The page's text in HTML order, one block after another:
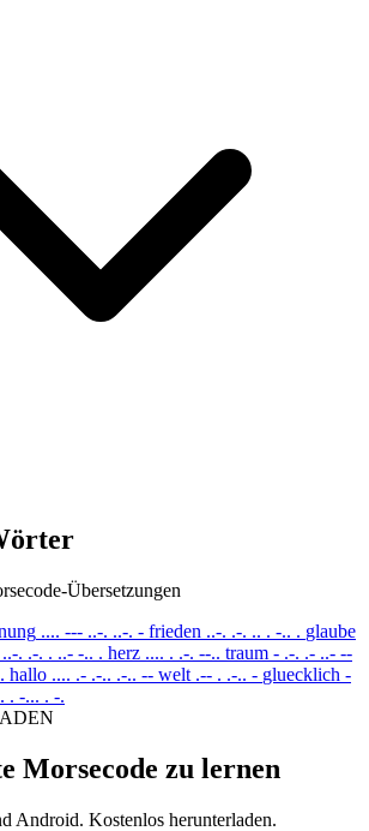
Übersetzungen
.... --- ..-. ..-. - frieden ..-. .-. .. . -.. . glaube
..-. .-. . ..- -.. . herz .... . .-. --.. traum - .-. .- ..- --
hallo .... .- .-.. .-.. -- welt .-- . .-.. - gluecklich -
. -... . -.
Morsecode zu lernen
Android. Kostenlos herunterladen.